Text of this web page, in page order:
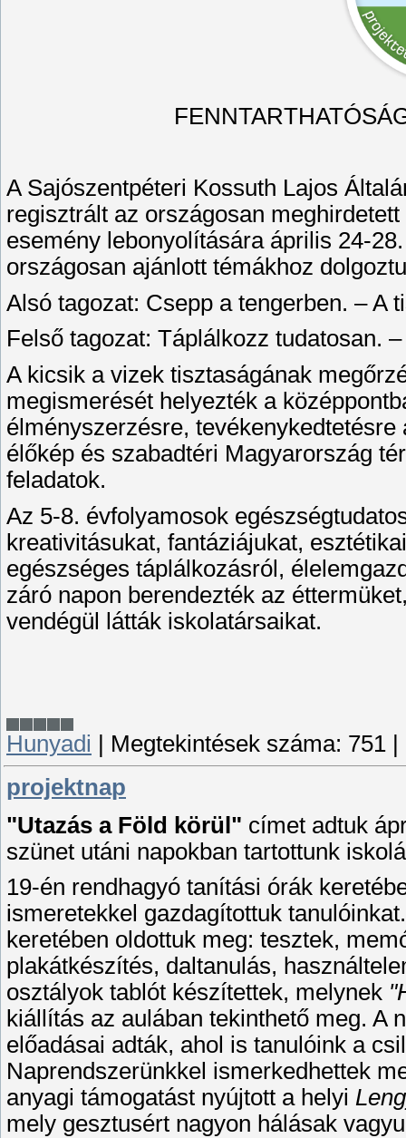
A Sajószentpéteri Kossuth Lajos
regisztrált az országosan
esemény lebonyolítására április 24-
országosan ajánlott témákhoz
Alsó tagozat: Csepp a tengerben. – A
Felső tagozat: Táplálkozz tudatosan.
A kicsik a vizek tisztaságának
megismerését helyezték a
élményszerzésre,
élőkép és szabadtéri Magyarország
feladatok.
Az 5-8. évfolyamosok
kreativitásukat, fantáziájukat,
egészséges táplálkozásról,
záró napon berendezték az
vendégül látták iskolatársaikat.
Hunyadi Megtekintések száma: 751
projektnap
"Utazás a Föld körül" címet adtuk
szünet utáni napokban tartottunk
19-én rendhagyó tanítási órák
ismeretekkel gazdagítottuk
keretében oldottuk meg: tesztek,
plakátkészítés, daltanulás,
osztályok tablót készítettek, melynek
kiállítás az aulában tekinthető meg. A
előadásai adták, ahol is tanulóink a
Naprendszerünkkel ismerkedhettek
anyagi támogatást nyújtott a helyi
mely gesztusért nagyon hálásak